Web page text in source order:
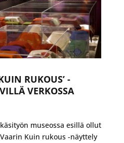
RUKOUS’ -
VERKOSSA
museossa esillä ollut
Kuin rukous -näyttely